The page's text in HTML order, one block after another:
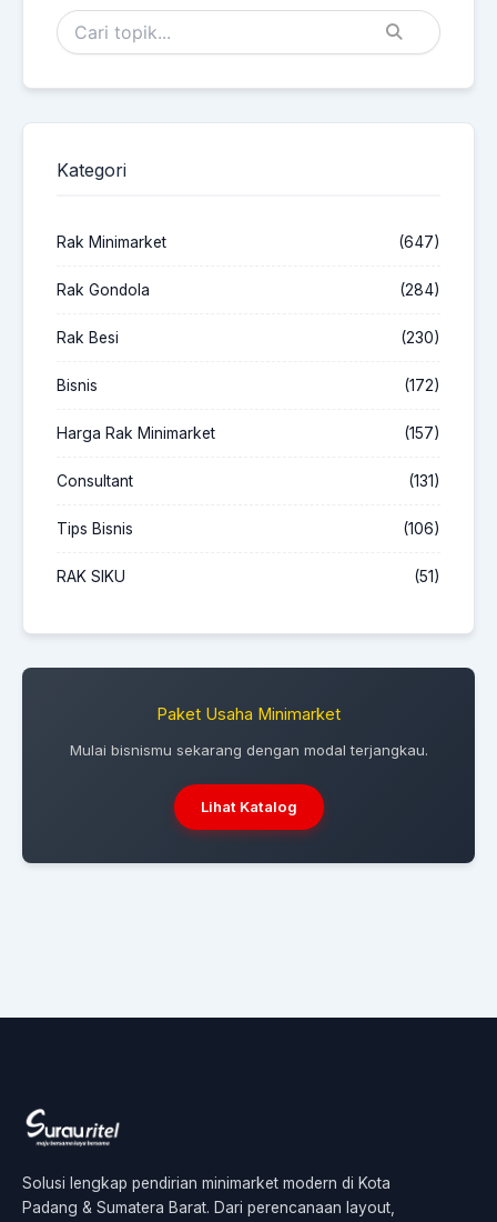
Kategori
Rak Minimarket (647)
Rak Gondola (284)
Rak Besi (230)
Bisnis (172)
Harga Rak Minimarket (157)
Consultant (131)
Tips Bisnis (106)
RAK SIKU (51)
Paket Usaha Minimarket
Mulai bisnismu sekarang dengan modal terjangkau.
Lihat Katalog
Solusi lengkap pendirian minimarket modern di Kota
Padang & Sumatera Barat. Dari perencanaan layout,